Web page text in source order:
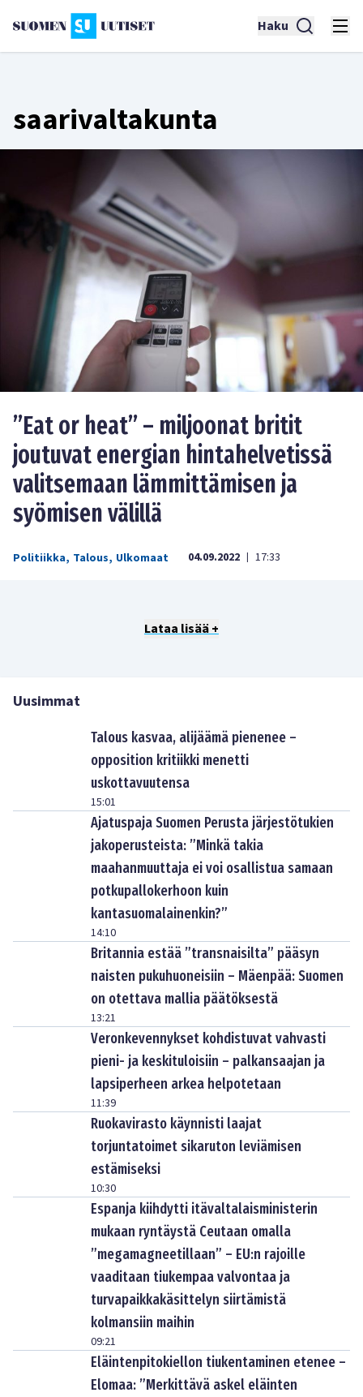
Haku
saarivaltakunta
”Eat or heat” – miljoonat britit
joutuvat energian hintahelvetissä
valitsemaan lämmittämisen ja
syömisen välillä
Politiikka, Talous, Ulkomaat 04.09.2022 | 17:33
Lataa lisää +
Uusimmat
Talous kasvaa, alijäämä pienenee –
opposition kritiikki menetti
uskottavuutensa
15:01
Ajatuspaja Suomen Perusta järjestötukien
jakoperusteista: ”Minkä takia
maahanmuuttaja ei voi osallistua samaan
potkupallokerhoon kuin
kantasuomalainenkin?”
14:10
Britannia estää ”transnaisilta” pääsyn
naisten pukuhuoneisiin – Mäenpää: Suomen
on otettava mallia päätöksestä
13:21
Veronkevennykset kohdistuvat vahvasti
pieni- ja keskituloisiin – palkansaajan ja
lapsiperheen arkea helpotetaan
11:39
Ruokavirasto käynnisti laajat
torjuntatoimet sikaruton leviämisen
estämiseksi
10:30
Espanja kiihdytti itävaltalaisministerin
mukaan ryntäystä Ceutaan omalla
”megamagneetillaan” – EU:n rajoille
vaaditaan tiukempaa valvontaa ja
turvapaikkakäsittelyn siirtämistä
kolmansiin maihin
09:21
Eläintenpitokiellon tiukentaminen etenee –
Elomaa: ”Merkittävä askel eläinten